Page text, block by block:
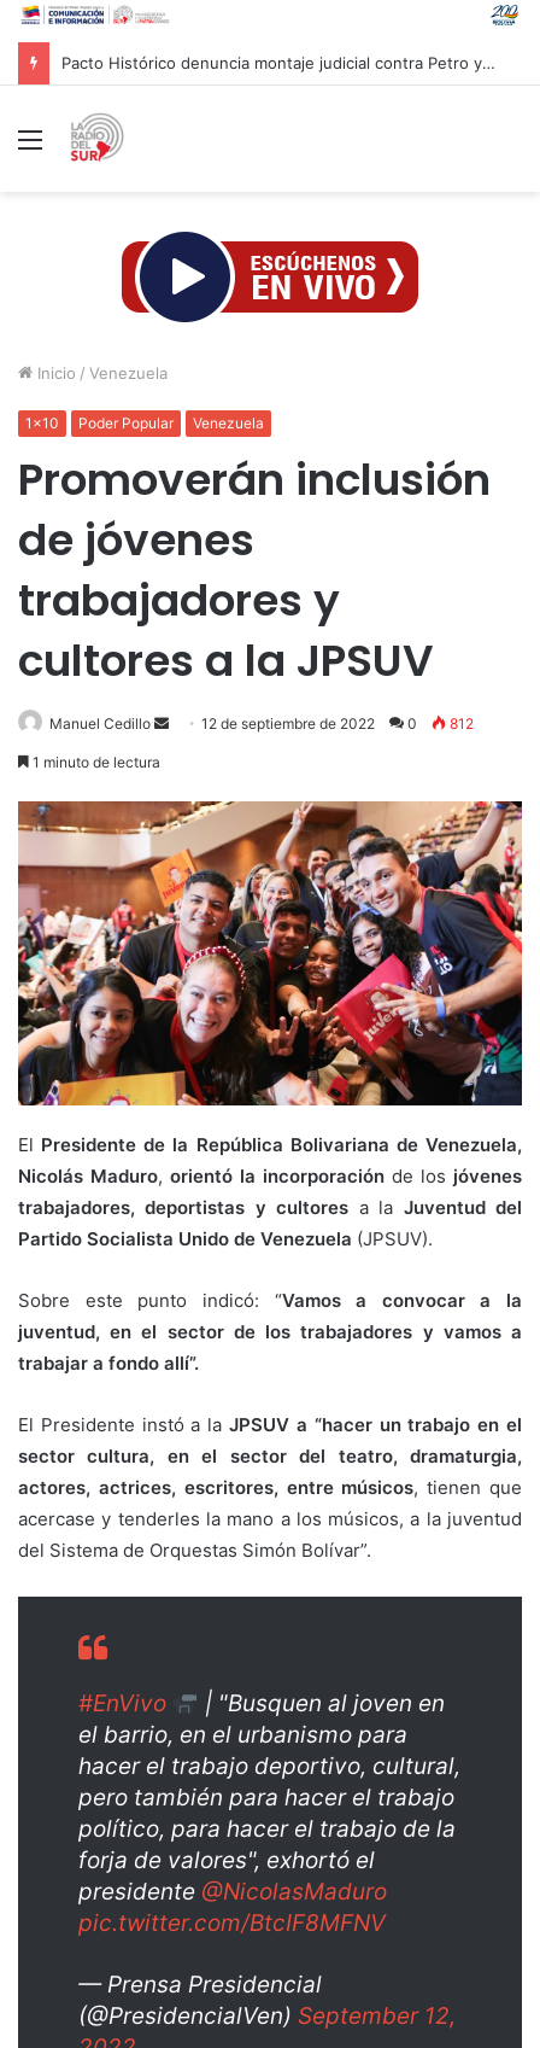
Pacto Histórico denuncia montaje judicial contra Petro y Cepeda
Menú
Inicio / Venezuela
1x10 Poder Popular Venezuela
Promoverán inclusión
de jóvenes
trabajadores y
cultores a la JPSUV
Manuel Cedillo
Send12 de septiembre de 2022 0 812
1 minuto de lectura
El Presidente de la República Bolivariana de Venezuela,
Nicolás Maduro, orientó la incorporación de los jóvenes
trabajadores, deportistas y cultores a la Juventud del
Partido Socialista Unido de Venezuela (JPSUV).
Sobre este punto indicó: “Vamos a convocar a la
juventud, en el sector de los trabajadores y vamos a
trabajar a fondo allí”.
El Presidente instó a laJPSUV a “hacer un trabajo en el
sector cultura, en el sector del teatro, dramaturgia,
actores, actrices, escritores, entre músicos, tienen que
acercase y tenderles la mano a los músicos, a la juventud
del Sistema de Orquestas Simón Bolívar”.
#EnVivo
| "Busquen al joven en
el barrio, en el urbanismo para
hacer el trabajo deportivo, cultural,
pero también para hacer el trabajo
político, para hacer el trabajo de la
forja de valores", exhortó el
presidente @NicolasMaduro
pic.twitter.com/BtcIF8MFNV
— Prensa Presidencial
(@PresidencialVen) September 12,